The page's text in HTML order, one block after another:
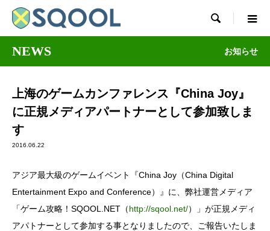

NEWS お知らせ
上海のゲームカンファレンス『China Joy』
に正規メディアパートナーとして参加致しま
す
2016.06.22
アジア最大級のゲームイベント『China Joy（China Digital
Entertainment Expo and Conference）』に、弊社運営メディア
「ゲーム攻略！SQOOL.NET（http://sqool.net/）」が正規メディ
アパトナーとして参加する事となりましたので、ご報告いたしま